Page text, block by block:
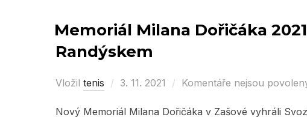
Memoriál Milana Dořičáka
Randýskem
Vložil tenis
Posted
3. 11. 2021 Komentáře nejsou
Nový Memoriál Milana Dořičáka v Zašové vyhráli